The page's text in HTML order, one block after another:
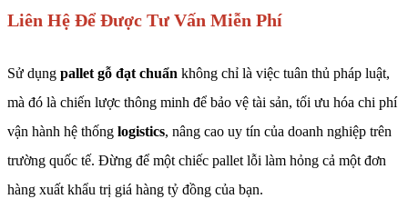
Liên Hệ Để Được Tư Vấn Miễn Phí
Sử dụng pallet gỗ đạt chuẩn không chỉ là việc tuân thủ pháp luật,
mà đó là chiến lược thông minh để bảo vệ tài sản, tối ưu hóa chi phí
vận hành hệ thống logistics, nâng cao uy tín của doanh nghiệp trên
trường quốc tế. Đừng để một chiếc pallet lỗi làm hỏng cả một đơn
hàng xuất khẩu trị giá hàng tỷ đồng của bạn.